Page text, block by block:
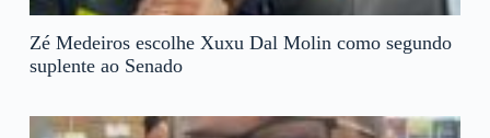
Zé Medeiros escolhe Xuxu Dal Molin como segundo
suplente ao Senado